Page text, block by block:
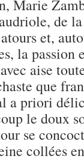
Marie
de la
et,
la passion
aise
que
a priori
le doux
se
collées